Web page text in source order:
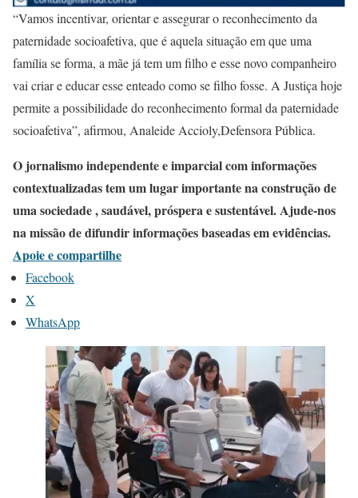
“Vamos incentivar, orientar e assegurar o reconhecimento da
paternidade socioafetiva, que é aquela situação em que uma
família se forma, a mãe já tem um filho e esse novo companheiro
vai criar e educar esse enteado como se filho fosse. A Justiça hoje
permite a possibilidade do reconhecimento formal da paternidade
socioafetiva”, afirmou, Analeide Accioly,Defensora Pública.
O jornalismo independente e imparcial com informações
contextualizadas tem um lugar importante na construção de
uma sociedade , saudável, próspera e sustentável. Ajude-nos
na missão de difundir informações baseadas em evidências.
Apoie e compartilhe
Facebook
X
WhatsApp